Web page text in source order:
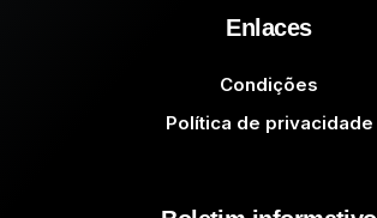
Enlaces
Condições
Política de privacidade